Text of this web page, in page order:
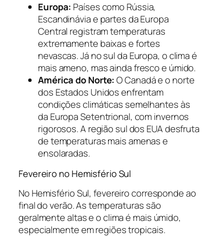
Europa: Países como Rússia,
Escandinávia e partes da Europa
Central registram temperaturas
extremamente baixas e fortes
nevascas. Já no sul da Europa, o clima é
mais ameno, mas ainda fresco e úmido.
América do Norte:O Canadá e o norte
dos Estados Unidos enfrentam
condições climáticas semelhantes às
da Europa Setentrional, com invernos
rigorosos. A região sul dos EUA desfruta
de temperaturas mais amenas e
ensolaradas.
Fevereiro no Hemisfério Sul
No Hemisfério Sul, fevereiro corresponde ao
final do verão. As temperaturas são
geralmente altas e o clima é mais úmido,
especialmente em regiões tropicais.